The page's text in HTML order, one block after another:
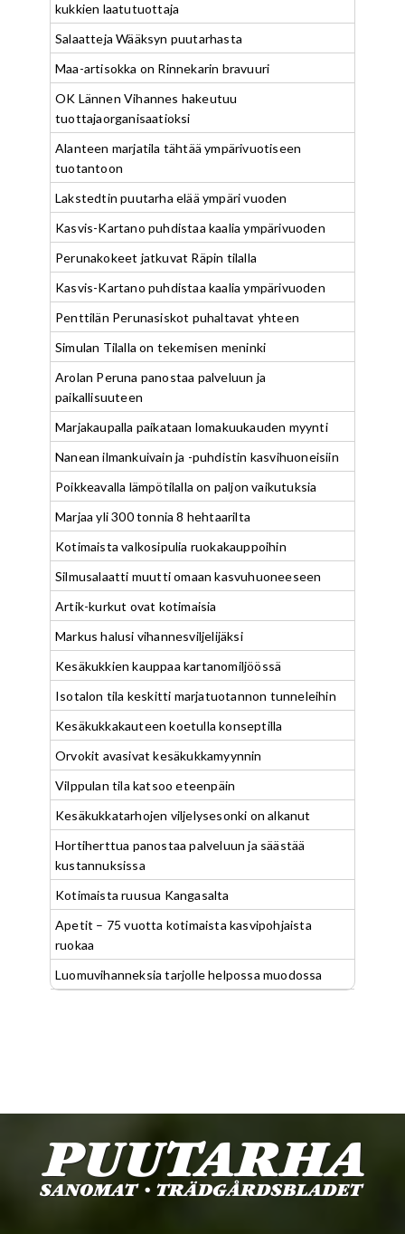
kukkien laatutuottaja
Salaatteja Wääksyn puutarhasta
Maa-artisokka on Rinnekarin bravuuri
OK Lännen Vihannes hakeutuu
tuottajaorganisaatioksi
Alanteen marjatila tähtää ympärivuotiseen
tuotantoon
Lakstedtin puutarha elää ympäri vuoden
Kasvis-Kartano puhdistaa kaalia ympärivuoden
Perunakokeet jatkuvat Räpin tilalla
Kasvis-Kartano puhdistaa kaalia ympärivuoden
Penttilän Perunasiskot puhaltavat yhteen
Simulan Tilalla on tekemisen meninki
Arolan Peruna panostaa palveluun ja
paikallisuuteen
Marjakaupalla paikataan lomakuukauden myynti
Nanean ilmankuivain ja -puhdistin kasvihuoneisiin
Poikkeavalla lämpötilalla on paljon vaikutuksia
Marjaa yli 300 tonnia 8 hehtaarilta
Kotimaista valkosipulia ruokakauppoihin
Silmusalaatti muutti omaan kasvuhuoneeseen
Artik-kurkut ovat kotimaisia
Markus halusi vihannesviljelijäksi
Kesäkukkien kauppaa kartanomiljöössä
Isotalon tila keskitti marjatuotannon tunneleihin
Kesäkukkakauteen koetulla konseptilla
Orvokit avasivat kesäkukkamyynnin
Vilppulan tila katsoo eteenpäin
Kesäkukkatarhojen viljelysesonki on alkanut
Hortiherttua panostaa palveluun ja säästää
kustannuksissa
Kotimaista ruusua Kangasalta
Apetit – 75 vuotta kotimaista kasvipohjaista
ruokaa
Luomuvihanneksia tarjolle helpossa muodossa